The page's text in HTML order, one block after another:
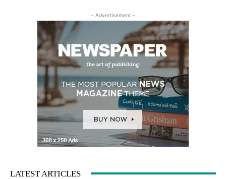
- Advertisement -
LATEST ARTICLES